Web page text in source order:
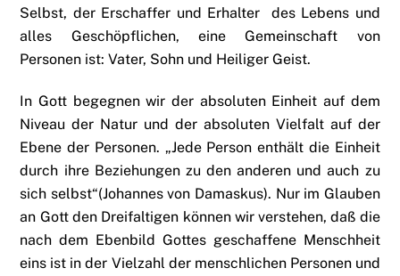
Selbst, der Erschaffer und Erhalter des Lebens und
alles Geschöpflichen, eine Gemeinschaft von
Personen ist: Vater, Sohn und Heiliger Geist.
In Gott begegnen wir der absoluten Einheit auf dem
Niveau der Natur und der absoluten Vielfalt auf der
Ebene der Personen. „Jede Person enthält die Einheit
durch ihre Beziehungen zu den anderen und auch zu
sich selbst“(Johannes von Damaskus). Nur im Glauben
an Gott den Dreifaltigen können wir verstehen, daß die
nach dem Ebenbild Gottes geschaffene Menschheit
eins ist in der Vielzahl der menschlichen Personen und